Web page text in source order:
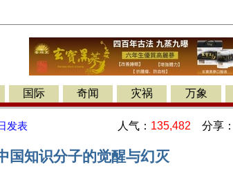
国际 奇闻 灾祸 万象
发表 人气： 135,482 分享：
国知识分子的觉醒与幻灭